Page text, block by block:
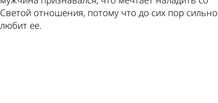
Светой отношения, потому что до сих пор сильно
любит ее.
пишет по
валют в